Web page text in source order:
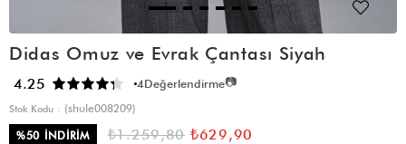
Didas Omuz ve Evrak Çantası Siyah
4.25 4Değerlendirme📷
Stok Kodu
(shule008209)
%50 İNDIRIM ₺1.259,80 ₺629,90